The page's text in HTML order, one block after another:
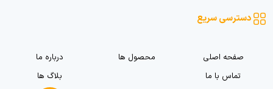
دسترسی سریع
صفحه اصلی محصول ها
درباره ما
تماس با ما
بلاگ ها